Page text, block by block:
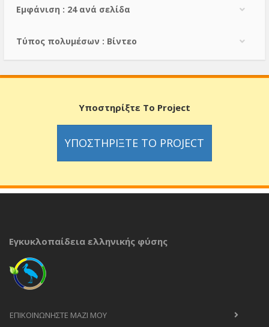
Εμφάνιση : 24 ανά σελίδα
Τύπος πολυμέσων : Βίντεο
Υποστηρίξτε Το Project
ΥΠΟΣΤΗΡΊΞΤΕ ΤΟ PROJECT
Εγκυκλοπαίδεια ελληνικής φύσης
ΕΠΙΚΟΙΝΩΝΉΣΤΕ ΜΑΖΊ ΜΟΥ